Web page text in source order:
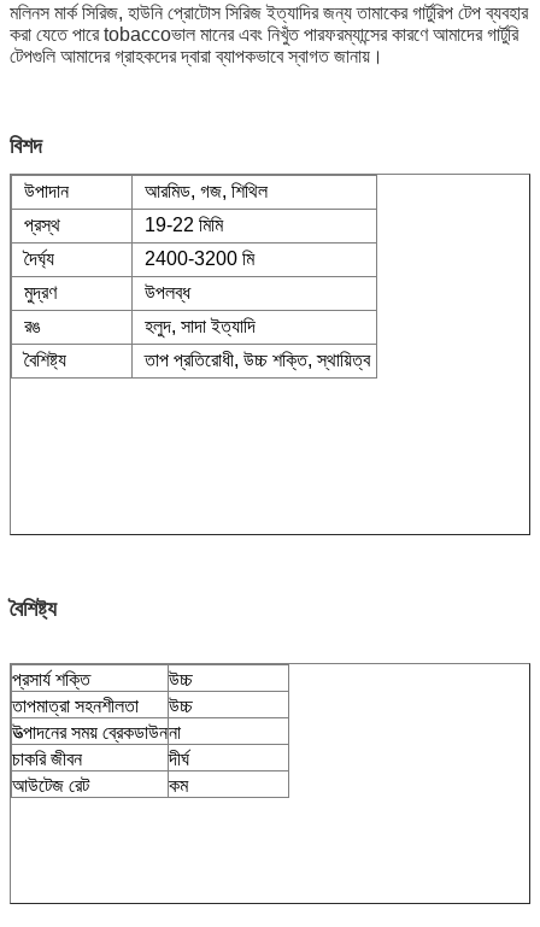
মলিনস মার্ক সিরিজ, হাউনি প্রোটোস সিরিজ ইত্যাদির জন্য তামাকের গার্টুরিপ টেপ ব্যবহার
করা যেতে পারে tobaccoভাল মানের এবং নিখুঁত পারফরম্যান্সের কারণে আমাদের গার্টুরি
টেপগুলি আমাদের গ্রাহকদের দ্বারা ব্যাপকভাবে স্বাগত জানায়।
বিশদ
উপাদান
আরমিড, গজ, শিথিল
প্রস্থ
19-22 মিমি
দৈর্ঘ্য
2400-3200 মি
মুদ্রণ
উপলব্ধ
রঙ
হলুদ, সাদা ইত্যাদি
বৈশিষ্ট্য
তাপ প্রতিরোধী, উচ্চ শক্তি, স্থায়িত্ব
বৈশিষ্ট্য
প্রসার্য শক্তি
উচ্চ
তাপমাত্রা সহনশীলতা
উচ্চ
উত্পাদনের সময় ব্রেকডাউননা
চাকরি জীবন
দীর্ঘ
আউটেজ রেট
কম